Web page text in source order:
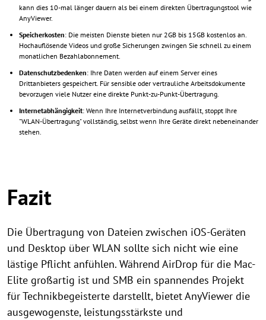
kann dies 10-mal länger dauern als bei einem direkten Übertragungstool wie
AnyViewer.
Speicherkosten: Die meisten Dienste bieten nur 2GB bis 15GB kostenlos an.
Hochauflösende Videos und große Sicherungen zwingen Sie schnell zu einem
monatlichen Bezahlabonnement.
Datenschutzbedenken: Ihre Daten werden auf einem Server eines
Drittanbieters gespeichert. Für sensible oder vertrauliche Arbeitsdokumente
bevorzugen viele Nutzer eine direkte Punkt-zu-Punkt-Übertragung.
Internetabhängigkeit: Wenn Ihre Internetverbindung ausfällt, stoppt Ihre
"WLAN-Übertragung" vollständig, selbst wenn Ihre Geräte direkt nebeneinander
stehen.
Fazit
Die Übertragung von Dateien zwischen iOS-Geräten
und Desktop über WLAN sollte sich nicht wie eine
lästige Pflicht anfühlen. Während AirDrop für die Mac-
Elite großartig ist und SMB ein spannendes Projekt
für Technikbegeisterte darstellt, bietet AnyViewer die
ausgewogenste, leistungsstärkste und